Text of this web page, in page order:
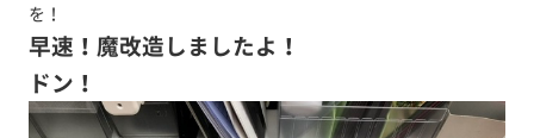
を！
早速！魔改造しましたよ！
ドン！